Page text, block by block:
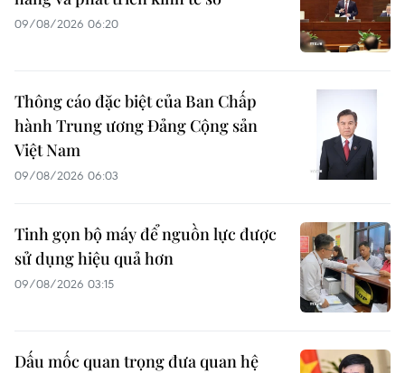
09/08/2026 06:20
Thông cáo đặc biệt của Ban Chấp
hành Trung ương Đảng Cộng sản
Việt Nam
09/08/2026 06:03
Tinh gọn bộ máy để nguồn lực được
sử dụng hiệu quả hơn
09/08/2026 03:15
Dấu mốc quan trọng đưa quan hệ